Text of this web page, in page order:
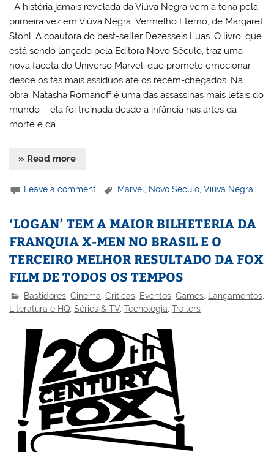
A história jamais revelada da Viúva Negra vem à tona pela
primeira vez em Viúva Negra: Vermelho Eterno, de Margaret
Stohl. A coautora do best-seller Dezesseis Luas. O livro, que
está sendo lançado pela Editora Novo Século, traz uma
nova faceta do Universo Marvel, que promete emocionar
desde os fãs mais assíduos até os recém-chegados. Na
obra, Natasha Romanoff é uma das assassinas mais letais do
mundo – ela foi treinada desde a infância nas artes da
morte e da
» Read more
Leave a comment Marvel Novo Século ,Viúva Negra
‘LOGAN’ TEM A MAIOR BILHETERIA DA
FRANQUIA X-MEN NO BRASIL E O
TERCEIRO MELHOR RESULTADO DA FOX
FILM DE TODOS OS TEMPOS
Bastidores ,Cinema ,Críticas Eventos ,Games Lançamentos
Literatura e HQ ,Séries & TV,Tecnologia ,Trailers